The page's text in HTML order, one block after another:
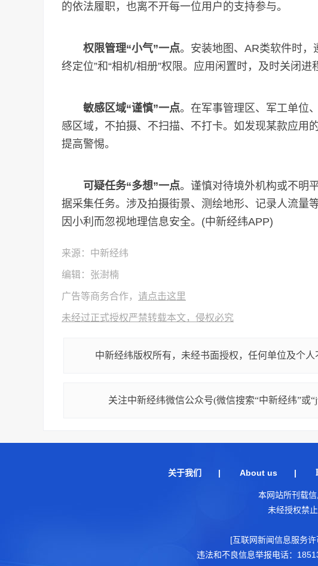
的依法履职，也离不开每一位用户的支持参与。
权限管理“小气”一点。安装地图、AR类软件时，
终定位”和“相机/相册”权限。应用闲置时，及时关闭进
敏感区域“谨慎”一点。在军事管理区、军工单位
感区域，不拍摄、不扫描、不打卡。如发现某款应用
提高警惕。
可疑任务“多想”一点。谨慎对待境外机构或不明
据采集任务。涉及拍摄街景、测绘地形、记录人流量
因小利而忽视地理信息安全。(中新经纬APP)
来源：中新经纬
编辑：张澍楠
广告等商务合作， 请点击这里
未经过正式授权严禁转载本文，侵权必究
中新经纬版权所有，未经书面授权，任何单位及个人
关注中新经纬微信公众号(微信搜索“中新经纬”或
关于我们 | About us|
本网站所刊载
未经授权禁
[互联网新闻信息服务
违法和不良信息举报电话：